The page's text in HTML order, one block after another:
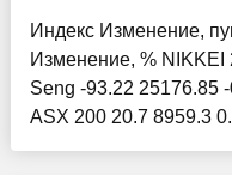
Индекс Изменение,
Изменение, % NIKKEI
Seng -93.22 25176.85
ASX 200 20.7 8959.3